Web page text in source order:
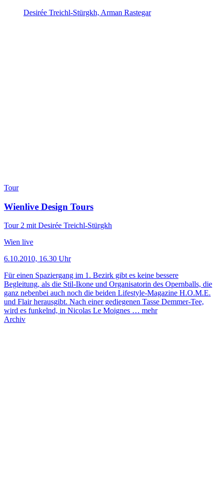
Desirée Treichl-Stürgkh, Arman Rastegar
Tour
Wienlive Design Tours
Tour 2 mit Desirée Treichl-Stürgkh
Wien live
6.10.2010, 16.30 Uhr
Für einen Spaziergang im 1. Bezirk gibt es keine bessere
Begleitung, als die Stil-Ikone und Organisatorin des Opernballs, die
ganz nebenbei auch noch die beiden Lifestyle-Magazine H.O.M.E.
und Flair herausgibt. Nach einer gediegenen Tasse Demmer-Tee,
wird es funkelnd, in Nicolas Le Moignes … mehr
Archiv